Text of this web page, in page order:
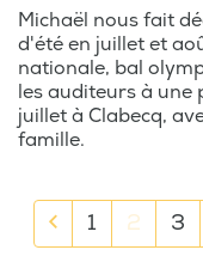
Michaël nous fait
d'été en juillet et
nationale, bal
les auditeurs à une
juillet à Clabecq,
famille.
1 2 3